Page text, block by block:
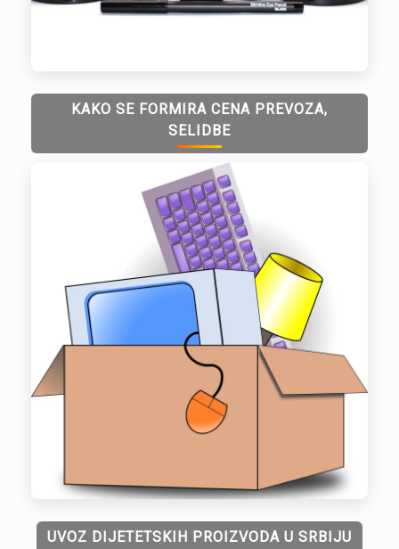
KAKO SE FORMIRA CENA PREVOZA,
SELIDBE
UVOZ DIJETETSKIH PROIZVODA U SRBIJU